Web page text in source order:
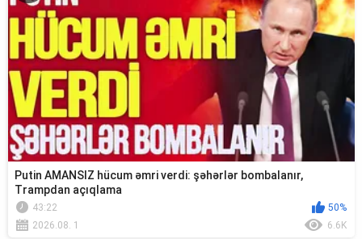
Putin AMANSIZ hücum əmri verdi: şəhərlər bombalanır,
Trampdan açıqlama
43:22
50%
2026.08. 1
6.6K